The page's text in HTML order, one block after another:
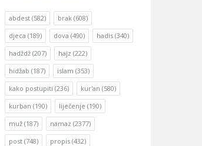
abdest (582) brak (608)
djeca (189) dova (490) hadis (340)
hadždž (207) hajz (222)
hidžab (187) islam (353)
kako postupiti (236) kur'an (580)
kurban (190) liječenje (190)
muž (187) namaz (2377)
post (748) propis (432)